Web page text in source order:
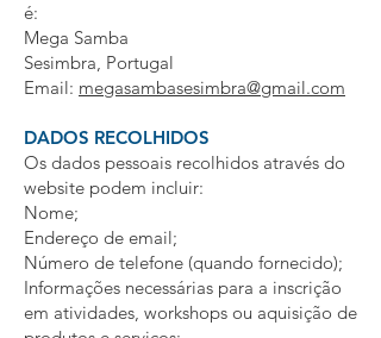
é:
Mega Samba
Sesimbra, Portugal
Email: megasambasesimbra@gmail.com
DADOS RECOLHIDOS
Os dados pessoais recolhidos através do
website podem incluir:
Nome;
Endereço de email;
Número de telefone (quando fornecido);
Informações necessárias para a inscrição
em atividades, workshops ou aquisição de